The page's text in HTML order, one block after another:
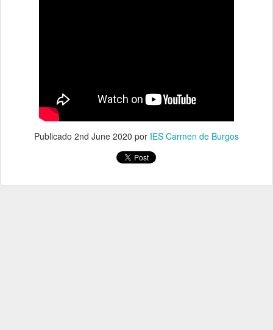
Publicado 2nd June 2020 por IES Carmen de Burgos